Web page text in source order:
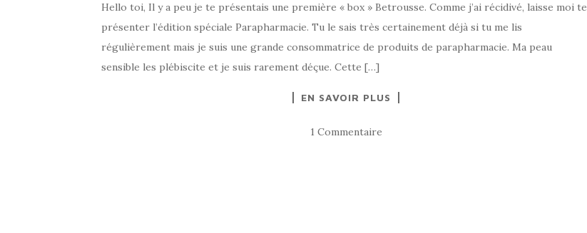
Hello toi, Il y a peu je te présentais une première « box » Betrousse. Comme j’ai récidivé, laisse moi te
présenter l’édition spéciale Parapharmacie. Tu le sais très certainement déjà si tu me lis
régulièrement mais je suis une grande consommatrice de produits de parapharmacie. Ma peau
sensible les plébiscite et je suis rarement déçue. Cette […]
EN SAVOIR PLUS
1 Commentaire